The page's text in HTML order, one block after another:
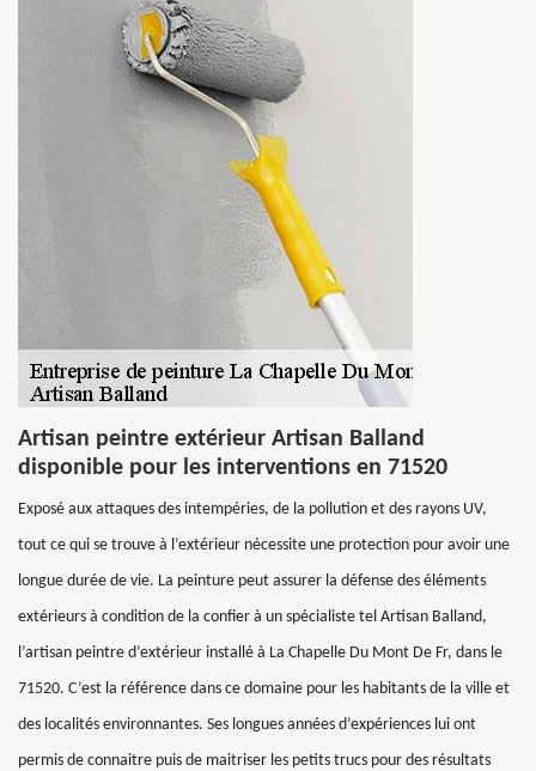
Artisan peintre extérieur Artisan Balland
disponible pour les interventions en 71520
Exposé aux attaques des intempéries, de la pollution et des rayons UV,
tout ce qui se trouve à l’extérieur nécessite une protection pour avoir une
longue durée de vie. La peinture peut assurer la défense des éléments
extérieurs à condition de la confier à un spécialiste tel Artisan Balland,
l’artisan peintre d’extérieur installé à La Chapelle Du Mont De Fr, dans le
71520. C’est la référence dans ce domaine pour les habitants de la ville et
des localités environnantes. Ses longues années d’expériences lui ont
permis de connaitre puis de maitriser les petits trucs pour des résultats